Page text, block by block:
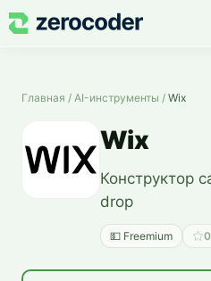
Главная / AI-инструменты / Wix
Wix
Конструктор
drop
💵 Freemium